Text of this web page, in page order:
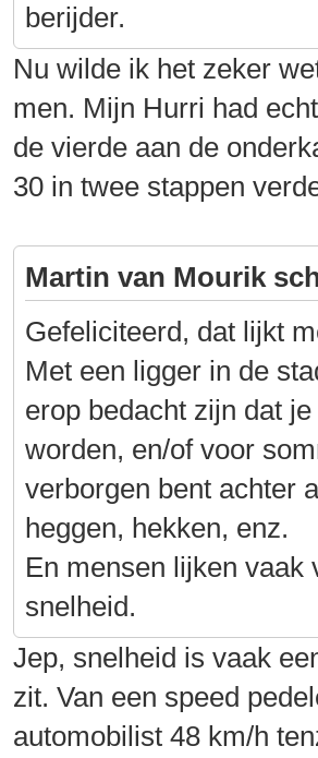
berijder.
Nu wilde ik het zeker
men. Mijn Hurri had
de vierde aan de
30 in twee stappen
Martin van Mourik
Gefeliciteerd, dat lijkt
Met een ligger in de
erop bedacht zijn dat
worden, en/of voor
verborgen bent achter
heggen, hekken, enz.
En mensen lijken vaak
snelheid.
Jep, snelheid is vaak
zit. Van een speed
automobilist 48 km/h